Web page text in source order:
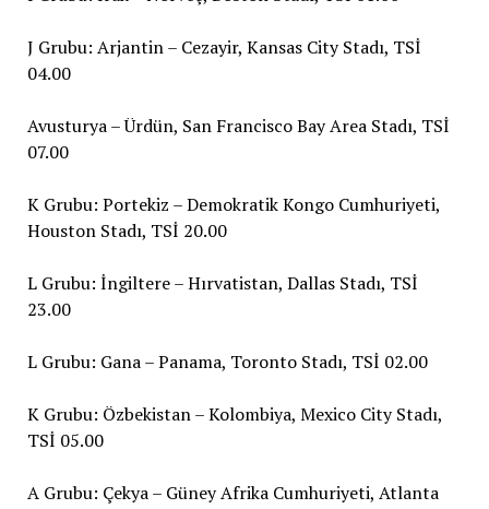
J Grubu: Arjantin – Cezayir, Kansas City Stadı, TSİ
04.00
Avusturya – Ürdün, San Francisco Bay Area Stadı, TSİ
07.00
K Grubu: Portekiz – Demokratik Kongo Cumhuriyeti,
Houston Stadı, TSİ 20.00
L Grubu: İngiltere – Hırvatistan, Dallas Stadı, TSİ
23.00
L Grubu: Gana – Panama, Toronto Stadı, TSİ 02.00
K Grubu: Özbekistan – Kolombiya, Mexico City Stadı,
TSİ 05.00
A Grubu: Çekya – Güney Afrika Cumhuriyeti, Atlanta